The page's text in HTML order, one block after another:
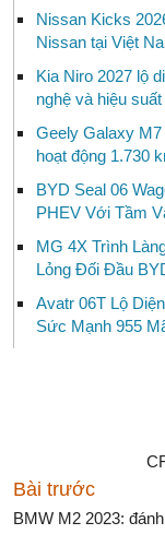
Nissan Kicks
Nissan tại Việt
Kia Niro 2027 lộ
nghệ và hiệu
Geely Galaxy
hoạt động 1.730
BYD Seal 06
PHEV Với Tầm
MG 4X Trình
Lỏng Đối Đầu
Avatr 06T Lộ
Sức Mạnh 955
Bài trước
BMW M2 2023: